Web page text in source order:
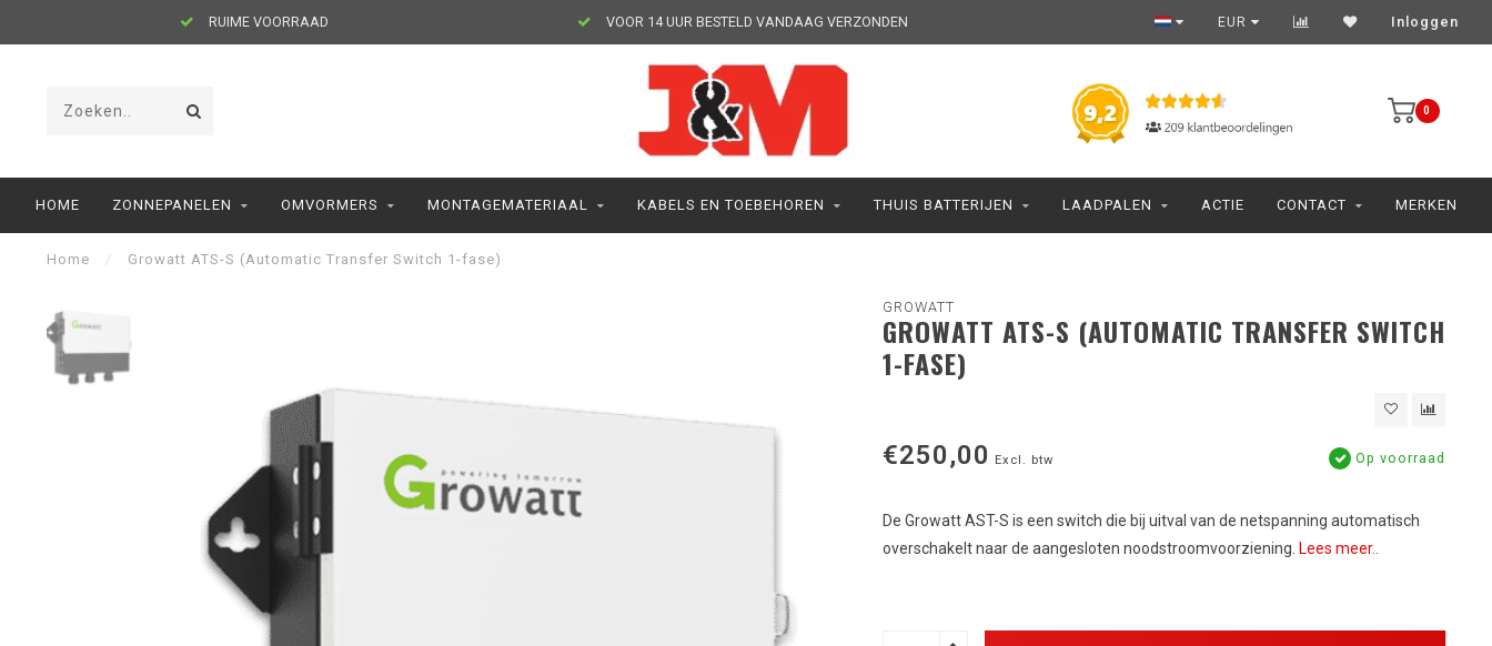
RUIME VOORRAAD VOOR 14 UUR BESTELD VANDAAG VERZONDEN EUR Inloggen
0
HOME ZONNEPANELEN OMVORMERS MONTAGEMATERIAAL KABELS EN TOEBEHOREN THUIS BATTERIJEN LAADPALEN ACTIE CONTACT MERKEN
Home / Growatt ATS-S (Automatic Transfer Switch 1-fase)
GROWATT
GROWATT ATS-S (AUTOMATIC TRANSFER SWITCH
1-FASE)
€250,00 Excl. btw Op voorraad
De Growatt AST-S is een switch die bij uitval van de netspanning automatisch
overschakelt naar de aangesloten noodstroomvoorziening. Lees meer..